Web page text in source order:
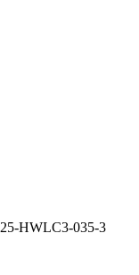
HWLC3-035-3